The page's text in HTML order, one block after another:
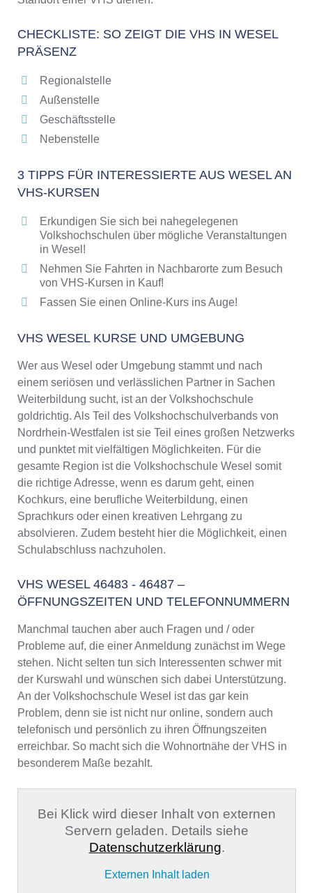
CHECKLISTE: SO ZEIGT DIE VHS IN WESEL
PRÄSENZ
Regionalstelle
Außenstelle
Geschäftsstelle
Nebenstelle
3 TIPPS FÜR INTERESSIERTE AUS WESEL AN
VHS-KURSEN
Erkundigen Sie sich bei nahegelegenen
Volkshochschulen über mögliche Veranstaltungen
in Wesel!
Nehmen Sie Fahrten in Nachbarorte zum Besuch
von VHS-Kursen in Kauf!
Fassen Sie einen Online-Kurs ins Auge!
VHS WESEL KURSE UND UMGEBUNG
Wer aus Wesel oder Umgebung stammt und nach
einem seriösen und verlässlichen Partner in Sachen
Weiterbildung sucht, ist an der Volkshochschule
goldrichtig. Als Teil des Volkshochschulverbands von
Nordrhein-Westfalen ist sie Teil eines großen Netzwerks
und punktet mit vielfältigen Möglichkeiten. Für die
gesamte Region ist die Volkshochschule Wesel somit
die richtige Adresse, wenn es darum geht, einen
Kochkurs, eine berufliche Weiterbildung, einen
Sprachkurs oder einen kreativen Lehrgang zu
absolvieren. Zudem besteht hier die Möglichkeit, einen
Schulabschluss nachzuholen.
VHS WESEL 46483 - 46487 –
ÖFFNUNGSZEITEN UND TELEFONNUMMERN
Manchmal tauchen aber auch Fragen und / oder
Probleme auf, die einer Anmeldung zunächst im Wege
stehen. Nicht selten tun sich Interessenten schwer mit
der Kurswahl und wünschen sich dabei Unterstützung.
An der Volkshochschule Wesel ist das gar kein
Problem, denn sie ist nicht nur online, sondern auch
telefonisch und persönlich zu ihren Öffnungszeiten
erreichbar. So macht sich die Wohnortnähe der VHS in
besonderem Maße bezahlt.
Bei Klick wird dieser Inhalt von externen
Servern geladen. Details siehe
Datenschutzerklärung.
Externen Inhalt laden